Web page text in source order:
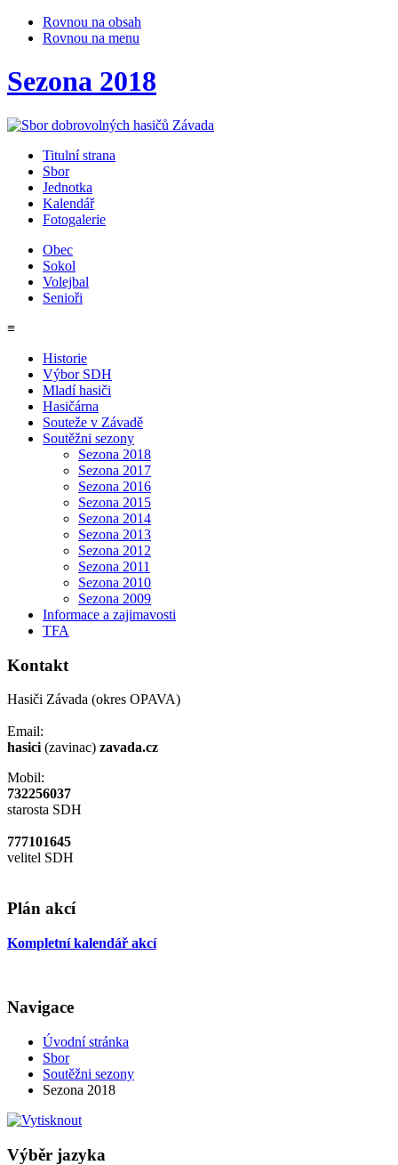
Rovnou na obsah
Rovnou na menu
Sezona 2018
Titulní strana
Sbor
Jednotka
Kalendář
Fotogalerie
Obec
Sokol
Volejbal
Senioři
≡
Historie
Výbor SDH
Mladí hasiči
Hasičárna
Souteže v Závadě
Soutěžni sezony
Sezona 2018
Sezona 2017
Sezona 2016
Sezona 2015
Sezona 2014
Sezona 2013
Sezona 2012
Sezona 2011
Sezona 2010
Sezona 2009
Informace a zajimavosti
TFA
Kontakt
Hasiči Závada (okres OPAVA)
Email:
hasici (zavinac) zavada.cz
Mobil:
732256037
starosta SDH
777101645
velitel SDH
Plán akcí
Kompletní kalendář akcí
Navigace
Úvodní stránka
Sbor
Soutěžni sezony
Sezona 2018
Výběr jazyka